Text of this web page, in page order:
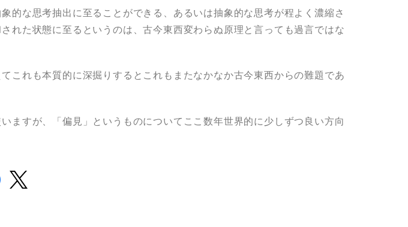
的な思考抽出に至ることができる、あるいは抽象的な思考が程よく濃縮さ
れた状態に至るというのは、古今東西変わらぬ原理と言っても過言ではな
これも本質的に深掘りするとこれもまたなかなか古今東西からの難題であ
ますが、「偏見」というものについてここ数年世界的に少しずつ良い方向